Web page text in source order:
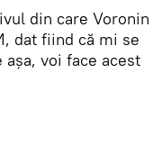
din care Voronin
dat fiind că mi se
așa, voi face acest